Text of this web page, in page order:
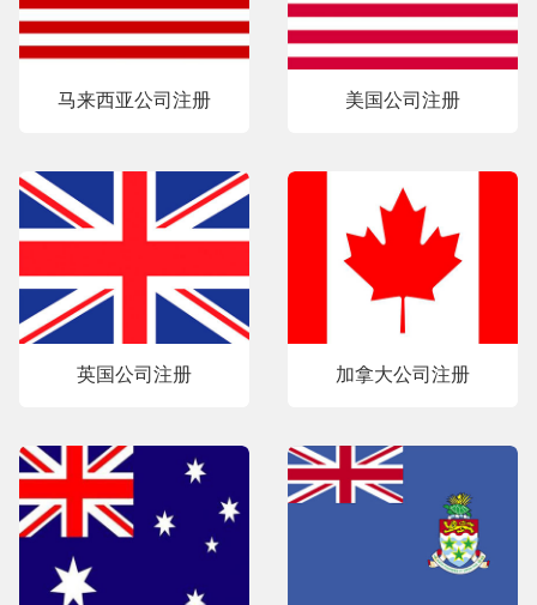
马来西亚公司注册 美国公司注册
英国公司注册 加拿大公司注册